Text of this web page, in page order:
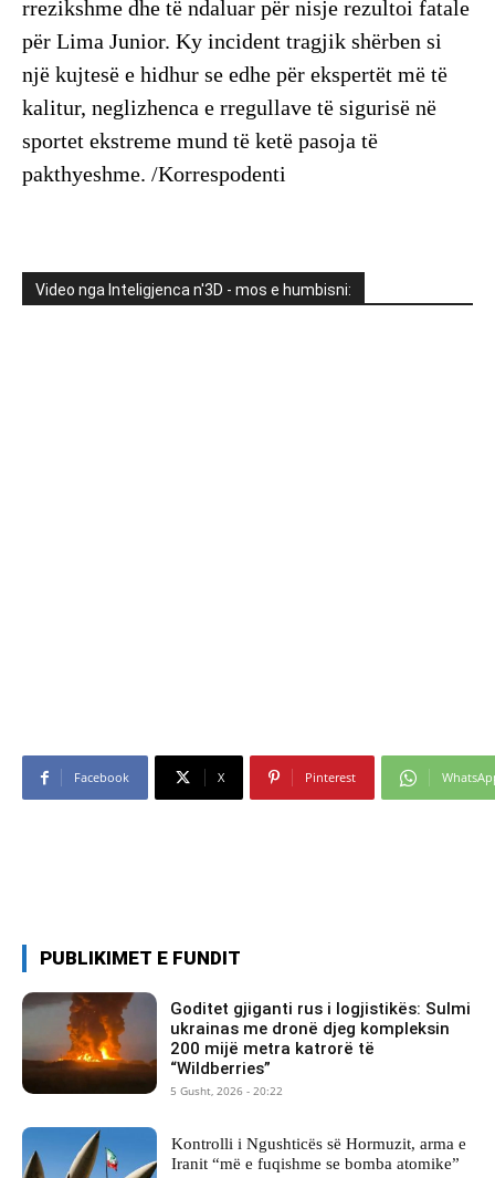
rrezikshme dhe të ndaluar për nisje rezultoi fatale
për Lima Junior. Ky incident tragjik shërben si
një kujtesë e hidhur se edhe për ekspertët më të
kalitur, neglizhenca e rregullave të sigurisë në
sportet ekstreme mund të ketë pasoja të
pakthyeshme. /Korrespodenti
Video nga Inteligjenca n'3D - mos e humbisni:
Facebook X Pinterest
PUBLIKIMET E FUNDIT
Goditet gjiganti rus i logjistikës: Sulmi
ukrainas me dronë djeg kompleksin
200 mijë metra katrorë të
“Wildberries”
5 Gusht, 2026 - 20:22
Kontrolli i Ngushticës së Hormuzit, arma e
Iranit “më e fuqishme se bomba atomike”